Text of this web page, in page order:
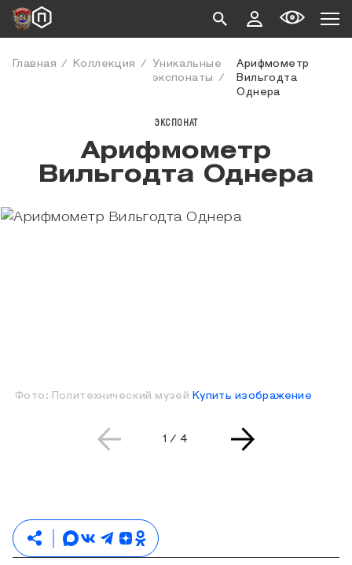
Главная Коллекция
Уникальные
экспонаты
Арифмометр
Вильгодта
Однера
ЭКСПОНАТ
Арифмометр
Вильгодта Однера
Фото: Политехнический музей Купить изображение
Текущая страница слайдера
1/ Всего страниц слайдера
4